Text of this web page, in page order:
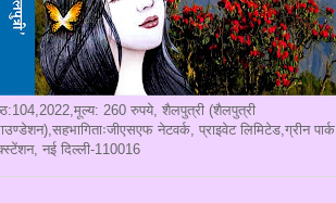
260 रुपये, शैलपुत्री (शैलपुत्री
नेटवर्क, प्राइवेट लिमिटेड,ग्रीन पार्क
नई दिल्ली-110016